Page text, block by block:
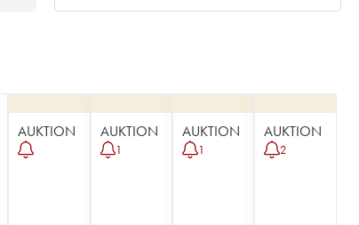
AUKTION AUKTION
1
AUKTION
1
AUKTION
2